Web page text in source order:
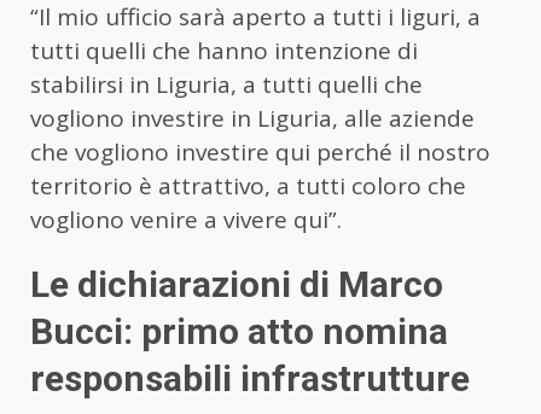
“Il mio ufficio sarà aperto a tutti i liguri, a
tutti quelli che hanno intenzione di
stabilirsi in Liguria, a tutti quelli che
vogliono investire in Liguria, alle aziende
che vogliono investire qui perché il nostro
territorio è attrattivo, a tutti coloro che
vogliono venire a vivere qui”.
Le dichiarazioni di Marco
Bucci: primo atto nomina
responsabili infrastrutture